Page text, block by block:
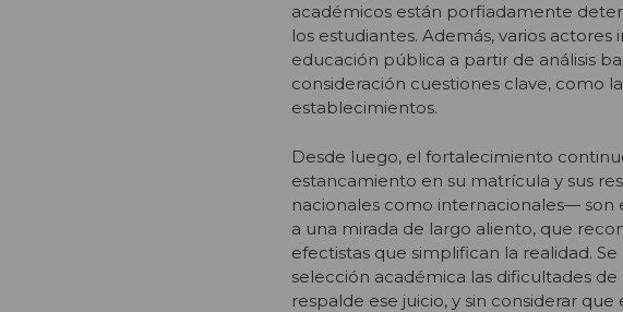
académicos están porfiadamente
los estudiantes. Además, varios
educación pública a partir de análisis
consideración cuestiones clave, como
establecimientos.
Desde luego, el fortalecimiento
estancamiento en su matrícula y sus
nacionales como internacionales—
a una mirada de largo aliento, que
efectistas que simplifican la realidad.
selección académica las dificultades
respalde ese juicio, y sin considerar